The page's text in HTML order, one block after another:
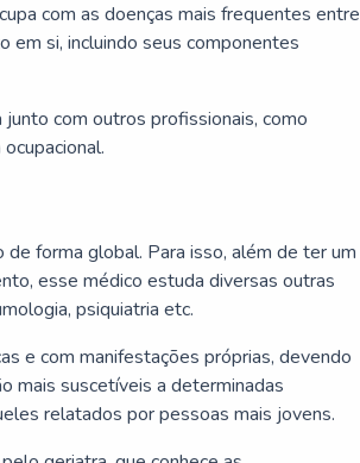
com as doenças mais frequentes entre
em si, incluindo seus componentes
com outros profissionais, como
forma global. Para isso, além de ter um
esse médico estuda diversas outras
psiquiatria etc.
e com manifestações próprias, devendo
mais suscetíveis a determinadas
relatados por pessoas mais jovens.